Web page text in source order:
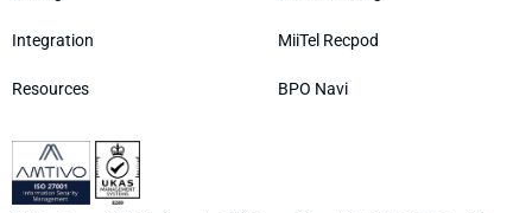
Integration
Resources
MiiTel Recpod
BPO Navi